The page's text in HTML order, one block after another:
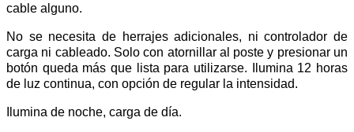
cable alguno.
No se necesita de herrajes adicionales, ni controlador de
carga ni cableado. Solo con atornillar al poste y presionar un
botón queda más que lista para utilizarse. Ilumina 12 horas
de luz continua, con opción de regular la intensidad.
Ilumina de noche, carga de día.